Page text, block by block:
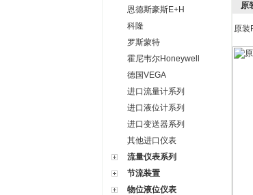
恩德斯豪斯E+H
科隆
罗斯蒙特
霍尼韦尔Honeywell
德国VEGA
进口流量计系列
进口液位计系列
进口变送器系列
其他进口仪表
流量仪表系列
节流装置
物位液位仪表
原
原装